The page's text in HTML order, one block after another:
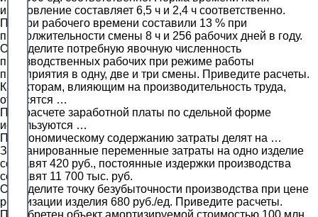
изготовление составляет 6,5 ч и 2,4 ч соответственно.
Потери рабочего времени составили 13 % при
продолжительности смены 8 ч и 256 рабочих дней в году.
Определите потребную явочную численность
производственных рабочих при режиме работы
предприятия в одну, две и три смены. Приведите расчеты.
К факторам, влияющим на производительность труда,
относятся …
При расчете заработной платы по сдельной форме
используются …
По экономическому содержанию затраты делят на …
Запланированные переменные затраты на одно изделие
составят 420 руб., постоянные издержки производства
составят 11 700 тыс. руб.
Определите точку безубыточности производства при цене
реализации изделия 680 руб./ед. Приведите расчеты.
Приобретен объект амортизируемой стоимостью 100 млн